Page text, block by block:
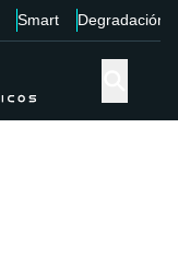
Smart Degradación